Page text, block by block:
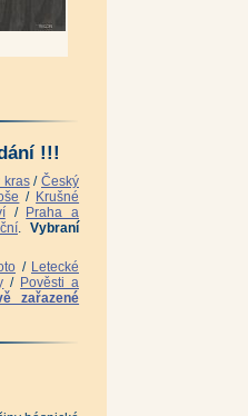
Jaroslav Staněk)
|
!!!
kras/ Český
/ Krušné
/ Praha a
. Vybraní
/ Letecké
/ Pověsti a
zařazené